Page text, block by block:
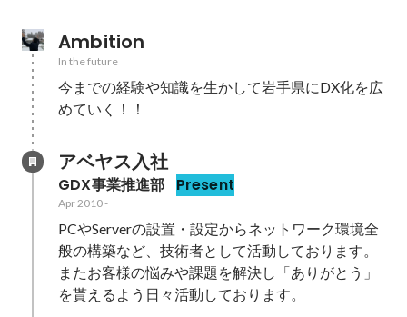
Ambition
In the future
今までの経験や知識を生かして岩手県にDX化を広
めていく！！
アベヤス入社
GDX事業推進部 Present
Apr 2010-
PCやServerの設置・設定からネットワーク環境全
般の構築など、技術者として活動しております。
またお客様の悩みや課題を解決し「ありがとう」
を貰えるよう日々活動しております。